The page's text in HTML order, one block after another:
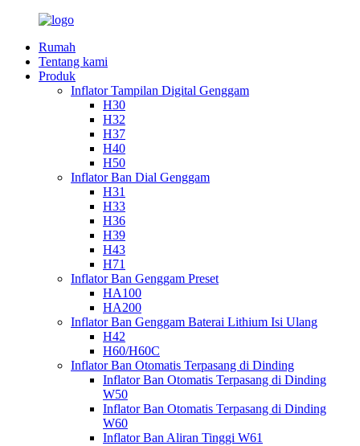
Rumah
Tentang kami
Produk
Inflator Tampilan Digital Genggam
H30
H32
H37
H40
H50
Inflator Ban Dial Genggam
H31
H33
H36
H39
H43
H71
Inflator Ban Genggam Preset
HA100
HA200
Inflator Ban Genggam Baterai Lithium Isi Ulang
H42
H60/H60C
Inflator Ban Otomatis Terpasang di Dinding
Inflator Ban Otomatis Terpasang di Dinding
W50
Inflator Ban Otomatis Terpasang di Dinding
W60
Inflator Ban Aliran Tinggi W61